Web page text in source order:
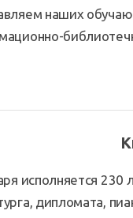
наших
исполняется 230
дипломата,